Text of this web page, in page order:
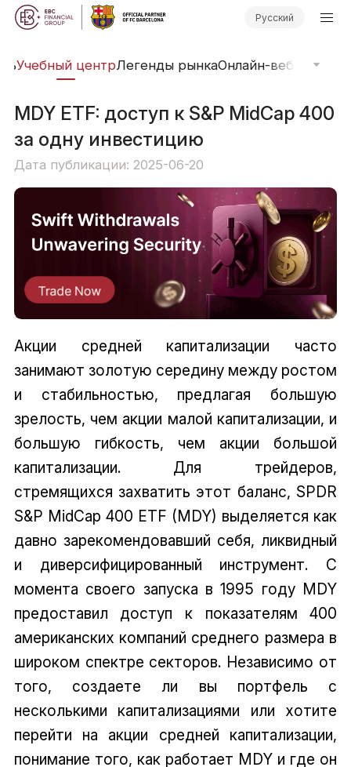
Русский
Учебный центрЛегенды рынкаОнлайн-вебинары
MDY ETF: доступ к S&P MidCap 400
за одну инвестицию
Дата публикации: 2025-06-20
Акции средней капитализации часто
занимают золотую середину между ростом
и стабильностью, предлагая большую
зрелость, чем акции малой капитализации, и
большую гибкость, чем акции большой
капитализации. Для трейдеров,
стремящихся захватить этот баланс, SPDR
S&P MidCap 400 ETF (MDY) выделяется как
давно зарекомендовавший себя, ликвидный
и диверсифицированный инструмент. С
момента своего запуска в 1995 году MDY
предоставил доступ к показателям 400
американских компаний среднего размера в
широком спектре секторов. Независимо от
того, создаете ли вы портфель с
несколькими капитализациями или хотите
перейти на акции средней капитализации,
понимание того, как работает MDY и где он